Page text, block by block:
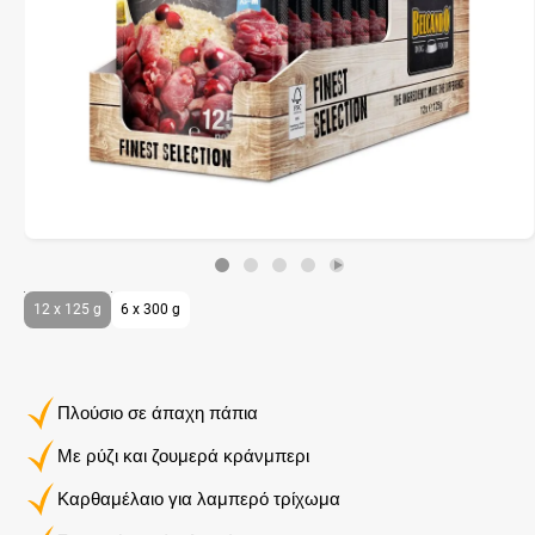
Πλούσιο σε άπαχη πάπια
Με ρύζι και ζουμερά κράνμπερι
Καρθαμέλαιο για λαμπερό τρίχωμα
12 x 125 g 6 x 300 g